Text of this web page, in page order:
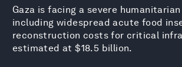
Gaza is facing a severe
including widespread acute food
reconstruction costs for critical
estimated at $18.5 billion.